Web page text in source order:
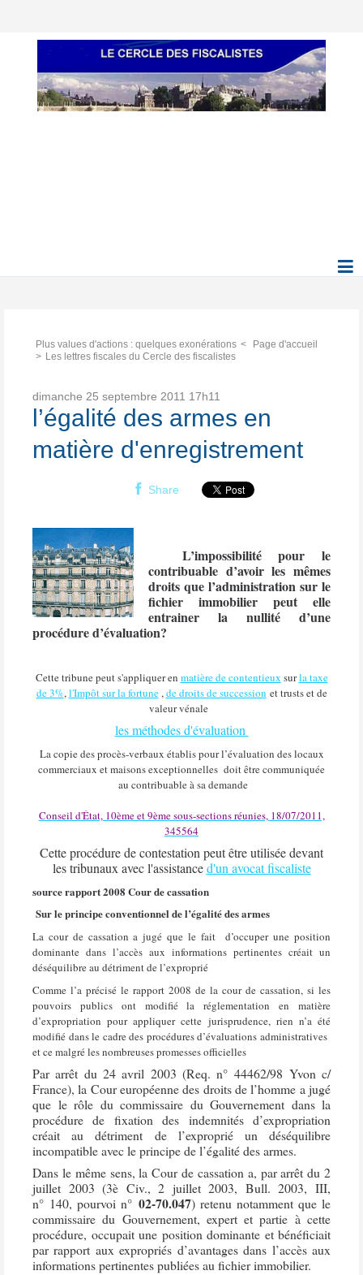
Plus values d'actions : quelques exonérations
Page d'accueil
Les lettres fiscales du Cercle des fiscalistes
dimanche 25 septembre 2011 17h11
l’égalité des armes en
matière d'enregistrement
Share
L’impossibilité pour le
contribuable d’avoir les mêmes
droits que l’administration sur le
fichier immobilier peut elle
entrainer la nullité d’une
procédure d’évaluation?
Cette tribune peut s'appliquer en matière de contentieux surla taxe
de 3%,l'Impôt sur la fortune,de droits de succession et trusts et de
valeur vénale
les méthodes d'évaluation
La copie des procès-verbaux établis pour l’évaluation des locaux
commerciaux et maisons exceptionnelles doit être communiquée
au contribuable à sa demande
Conseil d'État, 10ème et 9ème sous-sections réunies, 18/07/2011,
345564
Cette procédure de contestation peut être utilisée devant
les tribunaux avec l'assistanced'un avocat fiscaliste
source rapport 2008 Cour de cassation
Sur le principe conventionnel de l’égalité des armes
La cour de cassation a jugé que le fait
d’occuper une position
dominante dans l’accès aux informations pertinentes créait un
déséquilibre au détriment de l’exproprié
Comme l’a précisé le rapport 2008 de la cour de cassation, si les
pouvoirs publics ont modifié la réglementation en matière
d’expropriation pour appliquer cette jurisprudence, rien n’a été
modifié dans le cadre des procédures d’évaluations administratives
et ce malgré les nombreuses promesses officielles
Par arrêt du 24 avril 2003 (Req. n° 44462/98 Yvon c/
France), la Cour européenne des droits de l’homme a jugé
que le rôle du commissaire du Gouvernement dans la
procédure de fixation des indemnités d’expropriation
créait au détriment de l’exproprié un déséquilibre
incompatible avec le principe de l’égalité des armes.
Dans le même sens, la Cour de cassation a, par arrêt du 2
juillet 2003 (3è Civ., 2 juillet 2003, Bull. 2003, III,
n° 140, pourvoi n° 02-70.047) retenu notamment que le
commissaire du Gouvernement, expert et partie à cette
procédure, occupait une position dominante et bénéficiait
par rapport aux expropriés d’avantages dans l’accès aux
informations pertinentes publiées au fichier immobilier.